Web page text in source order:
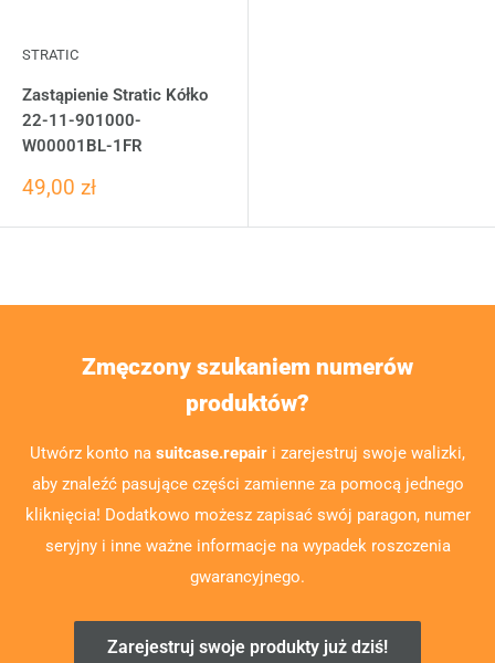
STRATIC
Zastąpienie Stratic Kółko
22-11-901000-
W00001BL-1FR
49,00 zł
Zmęczony szukaniem numerów
produktów?
Utwórz konto na suitcase.repair i zarejestruj swoje walizki,
aby znaleźć pasujące części zamienne za pomocą jednego
kliknięcia! Dodatkowo możesz zapisać swój paragon, numer
seryjny i inne ważne informacje na wypadek roszczenia
gwarancyjnego.
Zarejestruj swoje produkty już dziś!